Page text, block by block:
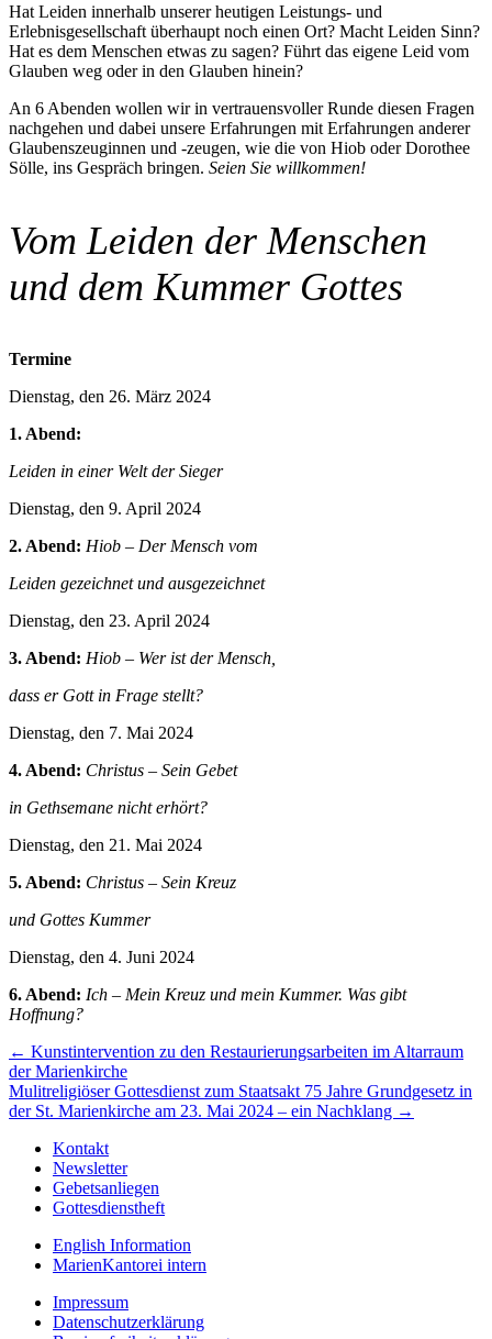
Hat Leiden innerhalb unserer heutigen Leistungs­- und
Erlebnisgesellschaft überhaupt noch einen Ort? Macht Leiden Sinn?
Hat es dem Menschen etwa­s zu sagen? Führt das eigene Leid vom
Glau­ben weg oder in den Glauben hinein?
An 6 Abenden wollen wir in vertrauensvoller Runde diesen Fragen
nachgehen und dabei unse­re Er­­fah­­run­gen mit Er­fah­run­gen anderer
Glau­bens­­­­­zeu­­gin­­nen und -zeugen, wie die von Hiob oder Dorothee
Sölle, ins Gespräch bringen. Seien Sie willkommen!
Vom Leiden der Menschen
und dem Kummer Gottes
Termine
Dienstag, den 26. März 2024
1. Abend:
Leiden in einer Welt der Sieger
Dienstag, den 9. April 2024
2. Abend: Hiob – Der Mensch vom
Leiden gezeichnet und ausgezeichnet
Dienstag, den 23. April 2024
3. Abend: Hiob – Wer ist der Mensch,
dass er Gott in Frage stellt?
Dienstag, den 7. Mai 2024
4. Abend: Christus – Sein Gebet
in Gethsemane nicht erhört?
Dienstag, den 21. Mai 2024
5. Abend: Christus – Sein Kreuz
und Gottes Kummer
Dienstag, den 4. Juni 2024
6. Abend: Ich – Mein Kreuz und mein Kummer. Was gibt
Hoffnung?
Beitragsnavigation
← Kunstintervention zu den Restaurierungsarbeiten im Altarraum
der Marienkirche
Mulitreligiöser Gottesdienst zum Staatsakt 75 Jahre Grundgesetz in
der St. Marienkirche am 23. Mai 2024 – ein Nachklang →
Kontakt
Newsletter
Gebetsanliegen
Gottesdienstheft
English Information
MarienKantorei intern
Impressum
Datenschutzerklärung